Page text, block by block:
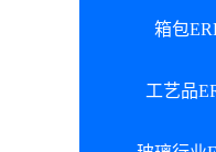
箱包
工艺品